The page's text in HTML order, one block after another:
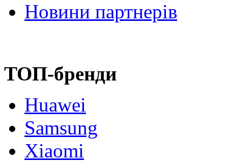
Новини партнерів
ТОП-бренди
Huawei
Samsung
Xiaomi